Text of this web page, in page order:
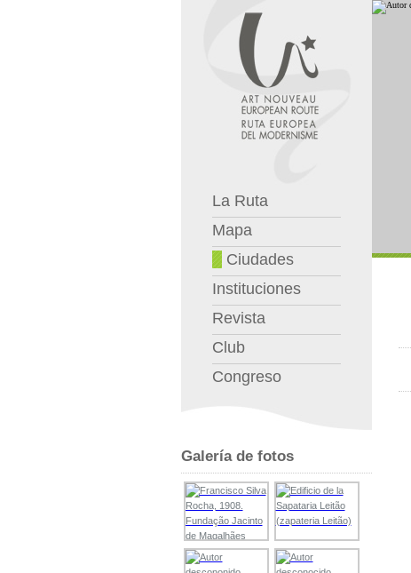
La Ruta
Mapa
Ciudades
Instituciones
Revista
Club
Congreso
Galería de fotos